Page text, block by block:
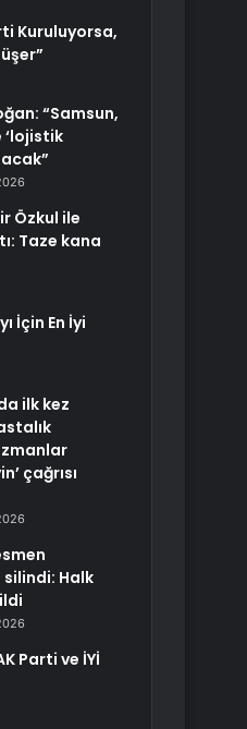
Kuruluyorsa,
“Samsun,
‘lojistik
Özkul ile
Taze kana
İçin En İyi
ilk kez
çağrısı
Halk
Parti ve İYİ